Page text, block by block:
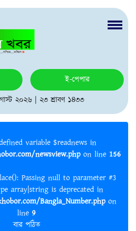
ই-পেপার
২০২৬ | ২৩ শ্রাবণ ১৪৩৩
variable $readnews in
newsview.phpon line 156
array|string is deprecated in
Bangla_Number.phpon
line 9
বার পঠিত